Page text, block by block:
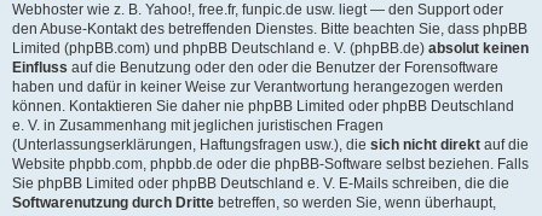
Webhoster wie z. B. Yahoo!, free.fr, funpic.de usw. liegt — den Support oder
den Abuse-Kontakt des betreffenden Dienstes. Bitte beachten Sie, dass phpBB
Limited (phpBB.com) und phpBB Deutschland e. V. (phpBB.de) absolut keinen
Einfluss auf die Benutzung oder den oder die Benutzer der Forensoftware
haben und dafür in keiner Weise zur Verantwortung herangezogen werden
können. Kontaktieren Sie daher nie phpBB Limited oder phpBB Deutschland
e. V. in Zusammenhang mit jeglichen juristischen Fragen
(Unterlassungserklärungen, Haftungsfragen usw.), die sich nicht direkt auf die
Website phpbb.com, phpbb.de oder die phpBB-Software selbst beziehen. Falls
Sie phpBB Limited oder phpBB Deutschland e. V. E-Mails schreiben, die die
Softwarenutzung durch Dritte betreffen, so werden Sie, wenn überhaupt,